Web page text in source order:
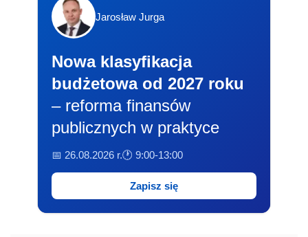
Jarosław Jurga
Nowa klasyfikacja
budżetowa od 2027 roku
– reforma finansów
publicznych w praktyce
📅 26.08.2026 r.🕐 9:00-13:00
Zapisz się